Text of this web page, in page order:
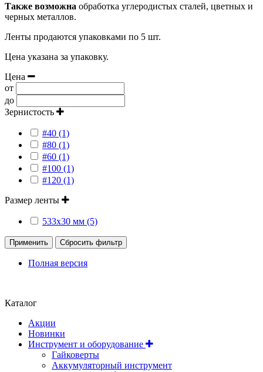
Также возможна обработка углеродистых сталей, цветных и
черных металлов.
Ленты продаются упаковками по 5 шт.
Цена указана за упаковку.
Цена
от
до
Зернистость
#40 (1)
#80 (1)
#60 (1)
#100 (1)
#120 (1)
Размер ленты
533х30 мм (5)
Применить Сбросить фильтр
Полная версия
Каталог
Акции
Новинки
Инструмент и оборудование
Гайковерты
Аккумуляторный инструмент